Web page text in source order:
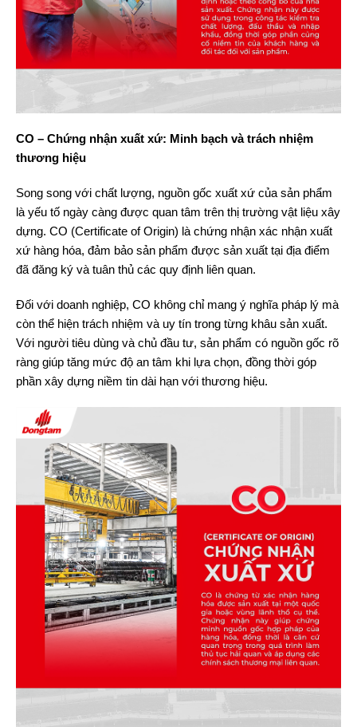
CO – Chứng nhận xuất xứ: Minh bạch và trách nhiệm
thương hiệu
Song song với chất lượng, nguồn gốc xuất xứ của sản phẩm
là yếu tố ngày càng được quan tâm trên thị trường vật liệu xây
dựng. CO (Certificate of Origin) là chứng nhận xác nhận xuất
xứ hàng hóa, đảm bảo sản phẩm được sản xuất tại địa điểm
đã đăng ký và tuân thủ các quy định liên quan.
Đối với doanh nghiệp, CO không chỉ mang ý nghĩa pháp lý mà
còn thể hiện trách nhiệm và uy tín trong từng khâu sản xuất.
Với người tiêu dùng và chủ đầu tư, sản phẩm có nguồn gốc rõ
ràng giúp tăng mức độ an tâm khi lựa chọn, đồng thời góp
phần xây dựng niềm tin dài hạn với thương hiệu.